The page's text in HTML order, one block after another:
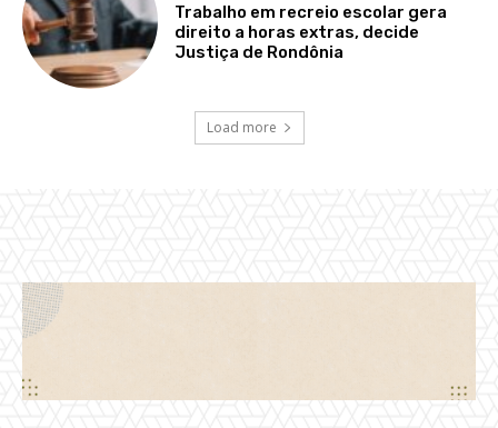
Trabalho em recreio escolar gera
direito a horas extras, decide
Justiça de Rondônia
Load more